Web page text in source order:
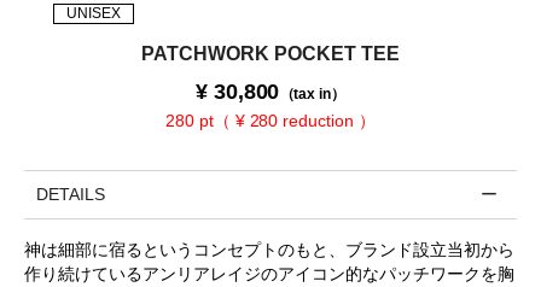
UNISEX
PATCHWORK POCKET TEE
¥ 30,800 （tax in）
280 pt（ ¥ 280 reduction ）
DETAILS
神は細部に宿るというコンセプトのもと、ブランド設立当初から
作り続けているアンリアレイジのアイコン的なパッチワークを胸